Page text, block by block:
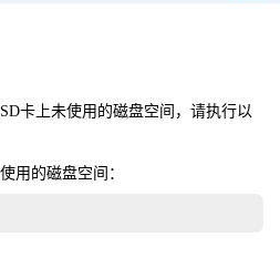
卡上未使用的磁盘空间，请执行以
用的磁盘空间：